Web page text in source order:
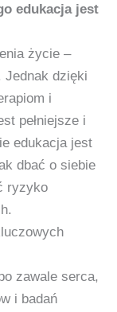
edukacja jest
życie –
Jednak dzięki
i
pełniejsze i
edukacja jest
dbać o siebie
ryzyko
zawale serca,
i badań